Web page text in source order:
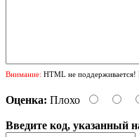
Внимание: HTML не поддерживается!
Оценка: Плохо
Введите код, указанный